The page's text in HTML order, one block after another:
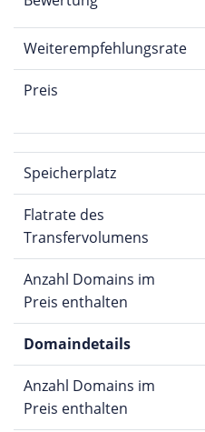
Weiterempfehlungsrate
Preis
Speicherplatz
Flatrate des
Transfervolumens
Anzahl Domains im
Preis enthalten
Domaindetails
Anzahl Domains im
Preis enthalten